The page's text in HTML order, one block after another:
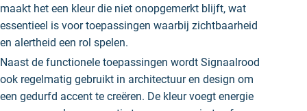
maakt het een kleur die niet onopgemerkt blijft, wat
essentieel is voor toepassingen waarbij zichtbaarheid
en alertheid een rol spelen.
Naast de functionele toepassingen wordt Signaalrood
ook regelmatig gebruikt in architectuur en design om
een gedurfd accent te creëren. De kleur voegt energie